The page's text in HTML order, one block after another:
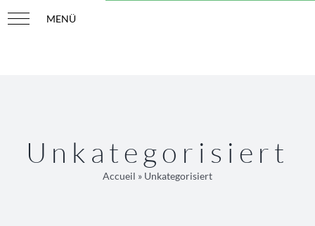
to
Unkategorisiert
Accueil » Unkategorisiert